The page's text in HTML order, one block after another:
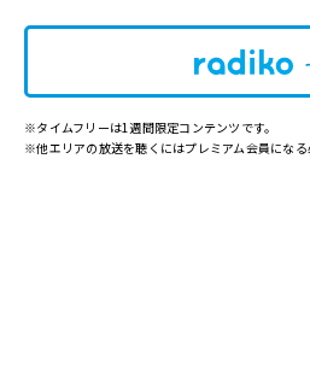
※タイムフリーは1週間限定コンテンツです。
※他エリアの放送を聴くにはプレミアム会員になる